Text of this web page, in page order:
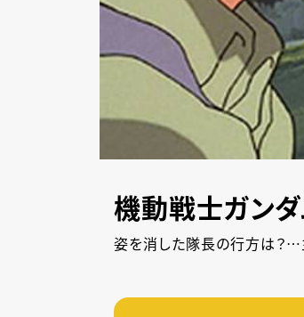
機動戦士ガン
姿を消した隊長の行方は？…